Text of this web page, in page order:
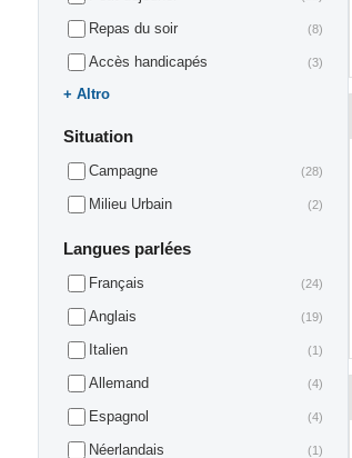
Repas du soir (8)
Accès handicapés (3)
Altro
Situation
Campagne (28)
Milieu Urbain (2)
Langues parlées
Français (24)
Anglais (19)
Italien (1)
Allemand (4)
Espagnol (4)
Néerlandais (1)